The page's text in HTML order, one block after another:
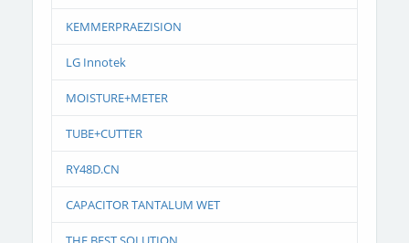
KEMMERPRAEZISION
LG Innotek
MOISTURE+METER
TUBE+CUTTER
RY48D.CN
CAPACITOR TANTALUM WET